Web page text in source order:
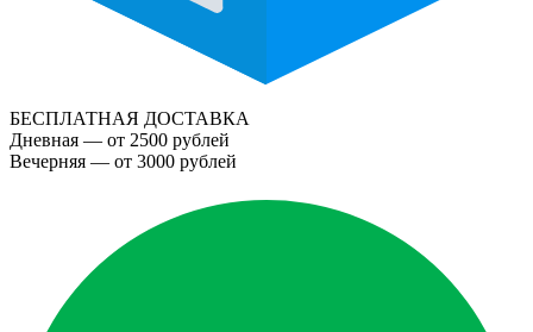
БЕСПЛАТНАЯ ДОСТАВКА
Дневная — от 2500 рублей
Вечерняя — от 3000 рублей